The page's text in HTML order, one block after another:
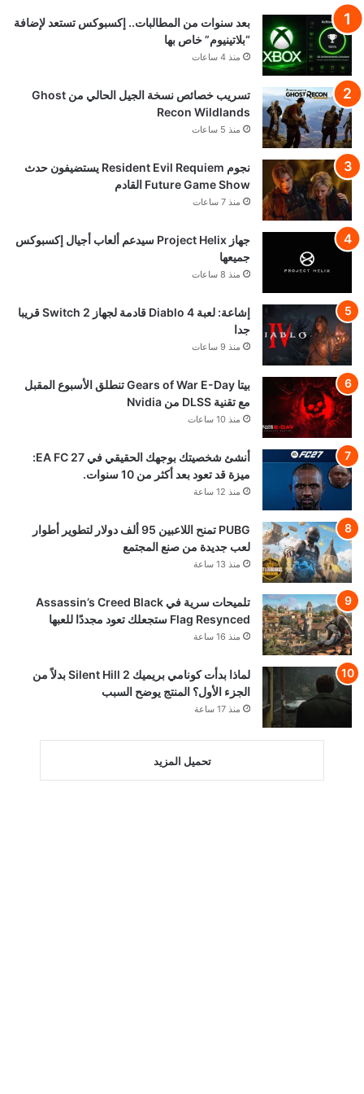
بعد سنوات من المطالبات.. إكسبوكس تستعد لإضافة
“بلاتينيوم” خاص بها
منذ 4 ساعات
تسريب خصائص نسخة الجيل الحالي من Ghost
Recon Wildlands
منذ 5 ساعات
نجوم Resident Evil Requiem يستضيفون حدث
Future Game Show القادم
منذ 7 ساعات
جهاز Project Helix سيدعم ألعاب أجيال إكسبوكس
جميعها
منذ 8 ساعات
إشاعة: لعبة Diablo 4 قادمة لجهاز Switch 2 قريبا
جدا
منذ 9 ساعات
بيتا Gears of War E-Day تنطلق الأسبوع المقبل
مع تقنية DLSS من Nvidia
منذ 10 ساعات
أنشئ شخصيتك بوجهك الحقيقي في EA FC 27:
ميزة قد تعود بعد أكثر من 10 سنوات.
منذ 12 ساعة
PUBG تمنح اللاعبين 95 ألف دولار لتطوير أطوار
لعب جديدة من صنع المجتمع
منذ 13 ساعة
تلميحات سرية في Assassin’s Creed Black
Flag Resynced ستجعلك تعود مجددًا للعبها
منذ 16 ساعة
لماذا بدأت كونامي بريميك Silent Hill 2 بدلاً من
الجزء الأول؟ المنتج يوضح السبب
منذ 17 ساعة
تحميل المزيد